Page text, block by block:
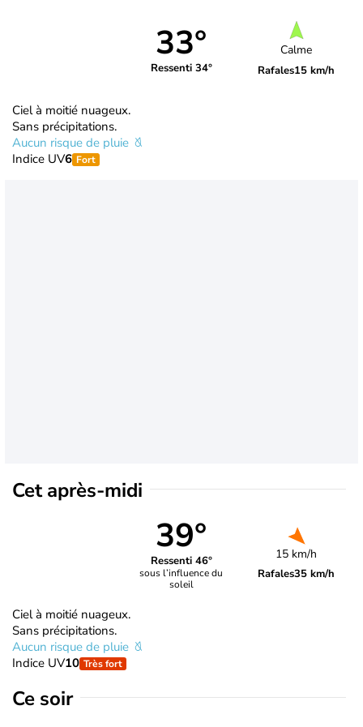
33°
Ressenti 34°
Calme
Rafales15 km/h
Ciel à moitié nuageux.
Sans précipitations.
Aucun risque de pluie
Indice UV6 Fort
Cet après-midi
39°
Ressenti 46°
sous l’influence du
soleil
15 km/h
Rafales35 km/h
Ciel à moitié nuageux.
Sans précipitations.
Aucun risque de pluie
Indice UV10 Très fort
Ce soir